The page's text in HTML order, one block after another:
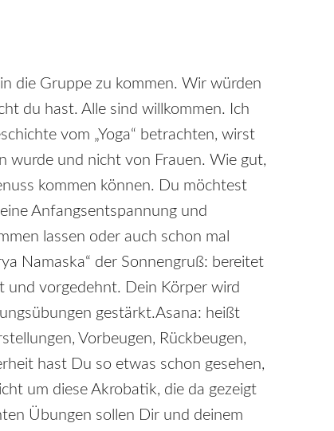
die Gruppe zu kommen. Wir würden
du hast. Alle sind willkommen. Ich
vom „Yoga“ betrachten, wirst
wurde und nicht von Frauen. Wie gut,
kommen können. Du möchtest
Anfangsentspannung und
lassen oder auch schon mal
Namaska“ der Sonnengruß: bereitet
und vorgedehnt. Dein Körper wird
gestärkt.Asana: heißt
Vorbeugen, Rückbeugen,
hast Du so etwas schon gesehen,
um diese Akrobatik, die da gezeigt
Übungen sollen Dir und deinem